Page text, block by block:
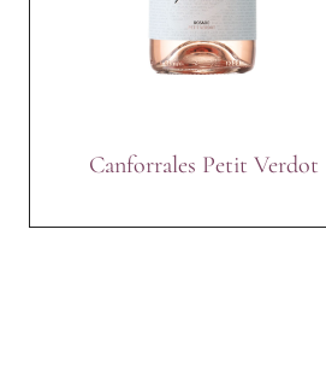
Canforrales Petit Verdot